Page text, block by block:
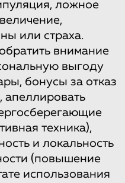
ложное
или страха.
внимание
выгоду
бонусы за отказ
апеллировать
техника),
и локальность
(повышение
использования